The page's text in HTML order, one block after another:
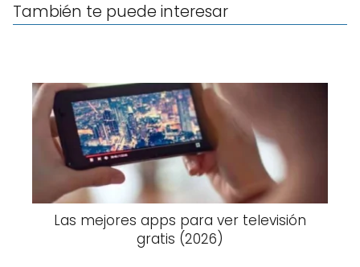
También te puede interesar
Las mejores apps para ver televisión
gratis (2026)